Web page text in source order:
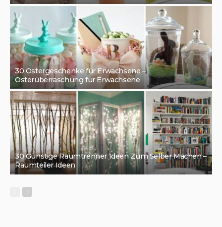
30 Ostergeschenke für Erwachsene –
Osterüberraschung für Erwachsene
30 Günstige Raumtrenner Ideen Zum Selber Machen –
Raumteiler Ideen